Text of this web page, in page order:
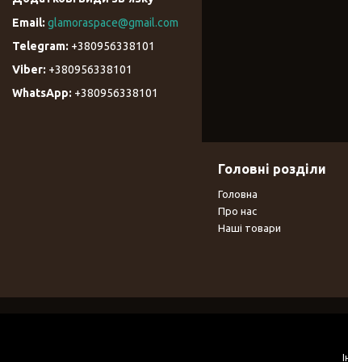
glamoraspace@gmail.com
+380956338101
+380956338101
+380956338101
Головні розділи
Головна
Про нас
Наші товари